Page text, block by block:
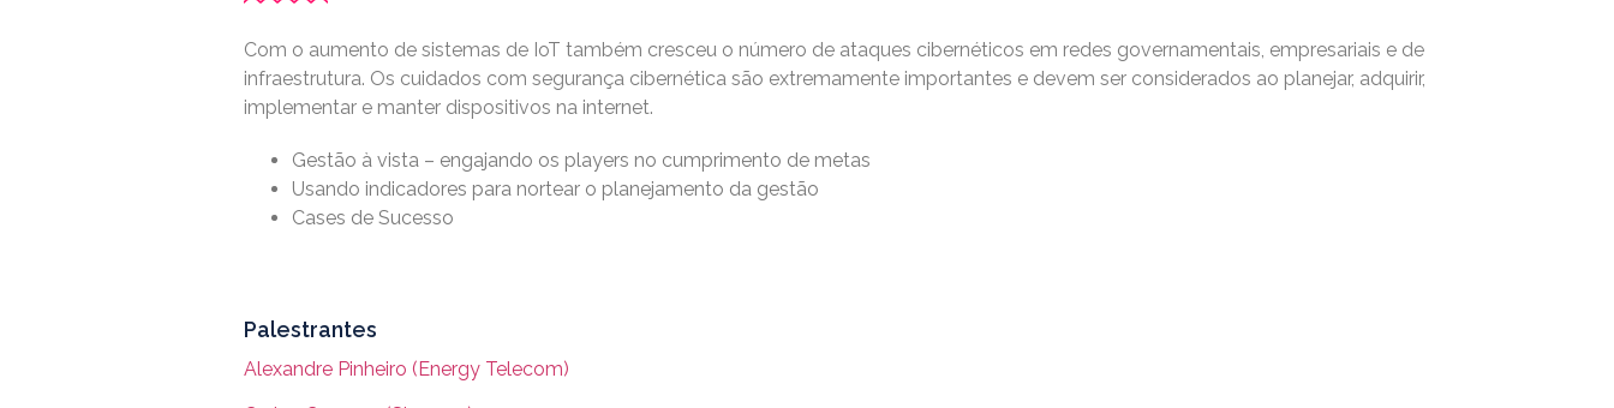
Com o aumento de sistemas de IoT também cresceu o número de ataques cibernéticos em redes governamentais, empresariais e de
infraestrutura. Os cuidados com segurança cibernética são extremamente importantes e devem ser considerados ao planejar, adquirir,
implementar e manter dispositivos na internet.
Gestão à vista – engajando os players no cumprimento de metas
Usando indicadores para nortear o planejamento da gestão
Cases de Sucesso
Palestrantes
Alexandre Pinheiro (Energy Telecom)